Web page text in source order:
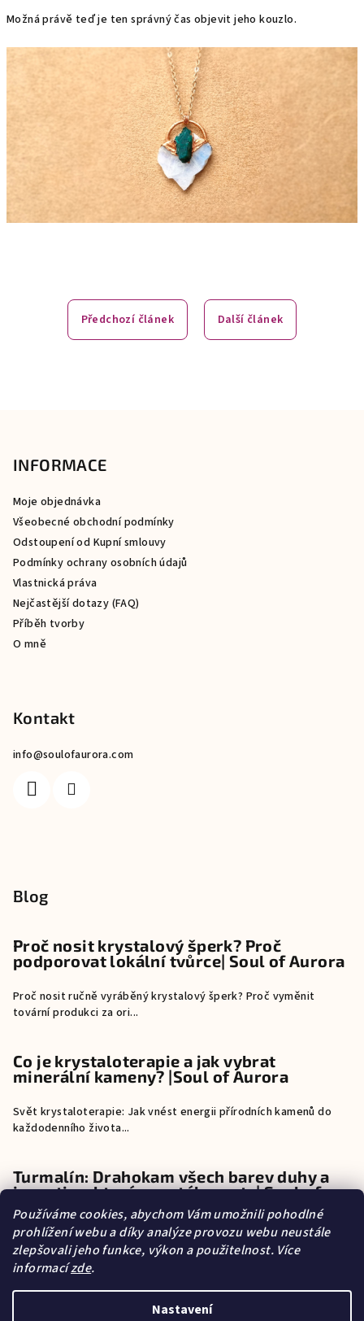
Používáme cookies, abychom Vám umožnili pohodlné
prohlížení webu a díky analýze provozu webu neustále
zlepšovali jeho funkce, výkon a použitelnost. Více
informacízde.
Nastavení
Možná právě teď je ten správný čas objevit jeho kouzlo.
Předchozí článek Další článek
INFORMACE
Moje objednávka
Všeobecné obchodní podmínky
Odstoupení od Kupní smlouvy
Podmínky ochrany osobních údajů
Vlastnická práva
Nejčastější dotazy (FAQ)
Příběh tvorby
O mně
Kontakt
info@soulofaurora.com
Blog
Proč nosit krystalový šperk? Proč
podporovat lokální tvůrce| Soul of Aurora
Proč nosit ručně vyráběný krystalový šperk? Proč vyměnit
tovární produkci za ori...
Co je krystaloterapie a jak vybrat
minerální kameny? |Soul of Aurora
Svět krystaloterapie: Jak vnést energii přírodních kamenů do
každodenního života...
Turmalín: Drahokam všech barev duhy a
investice, která neustále roste| Soul of
Aurora
Turmalín: Drahokam všech barev duhy a investice, která neustále
roste Pokud exi...
O mně